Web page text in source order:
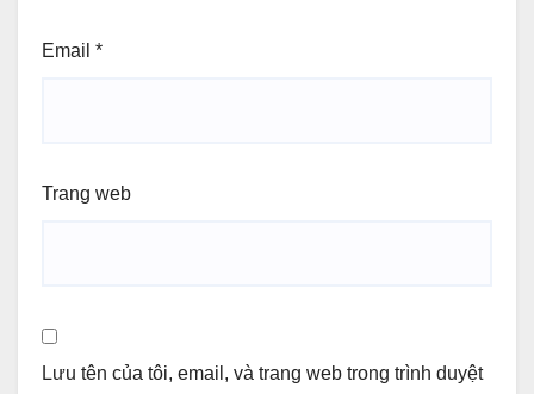
Email *
Trang web
Lưu tên của tôi, email, và trang web trong trình duyệt